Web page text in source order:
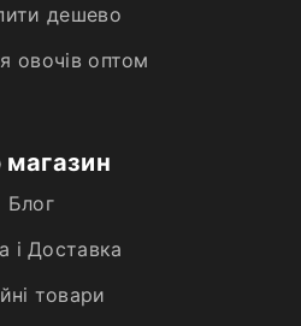
дешево
овочів оптом
Блог
і Доставка
товари